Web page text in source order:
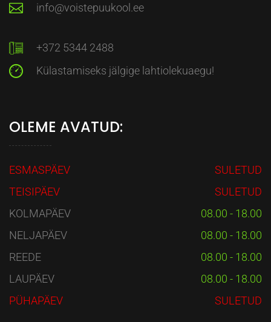
info@voistepuukool.ee
+372 5344 2488
Külastamiseks jälgige lahtiolekuaegu!
OLEME AVATUD:
ESMASPÄEV
SULETUD
TEISIPÄEV
SULETUD
KOLMAPÄEV
08.00 - 18.00
NELJAPÄEV
08.00 - 18.00
REEDE
08.00 - 18.00
LAUPÄEV
08.00 - 18.00
PÜHAPÄEV
SULETUD